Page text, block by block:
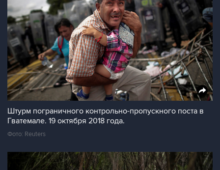
Штурм пограничного контрольно-пропускного поста в
Гватемале. 19 октября 2018 года.
Фото: Reuters